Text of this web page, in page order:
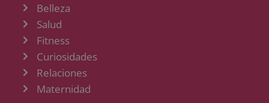
Belleza
Salud
Fitness
Curiosidades
Relaciones
Maternidad